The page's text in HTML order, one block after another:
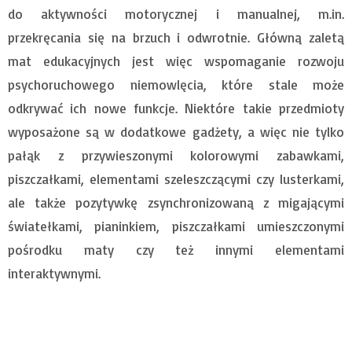
do aktywności motorycznej i manualnej, m.in.
przekręcania się na brzuch i odwrotnie. Główną zaletą
mat edukacyjnych jest więc wspomaganie rozwoju
psychoruchowego niemowlęcia, które stale może
odkrywać ich nowe funkcje. Niektóre takie przedmioty
wyposażone są w dodatkowe gadżety, a więc nie tylko
pałąk z przywieszonymi kolorowymi zabawkami,
piszczałkami, elementami szeleszczącymi czy lusterkami,
ale także pozytywkę zsynchronizowaną z migającymi
światełkami, pianinkiem, piszczałkami umieszczonymi
pośrodku maty czy też innymi elementami
interaktywnymi.